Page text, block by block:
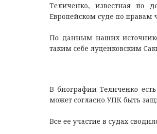
Теличенко, известная по
Европейском суде по правам
По данным наших
таким себе луценковским
В биографии Теличенко
может согласно УПК быть
Все ее участие в судах